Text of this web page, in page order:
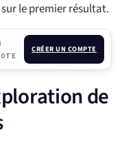
le premier résultat.
CRÉER UN COMPTE
de